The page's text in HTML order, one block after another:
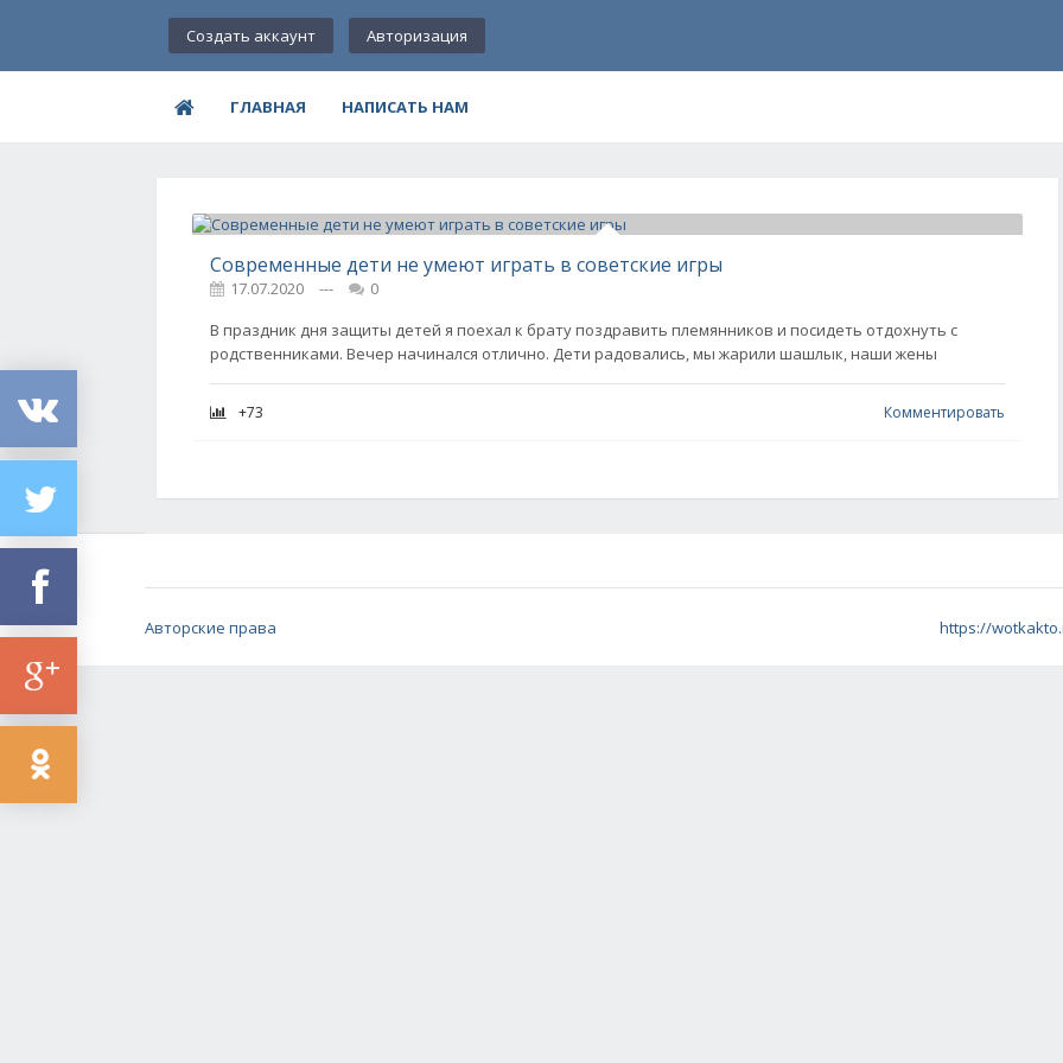
Создать аккаунт Авторизация
ГЛАВНАЯ НАПИСАТЬ НАМ
Современные дети не умеют играть в советские игры
17.07.2020 ---
0
В праздник дня защиты детей я поехал к брату поздравить племянников и посидеть отдохнуть с
родственниками. Вечер начинался отлично. Дети радовались, мы жарили шашлык, наши жены
+73 Комментировать
Авторские права https://